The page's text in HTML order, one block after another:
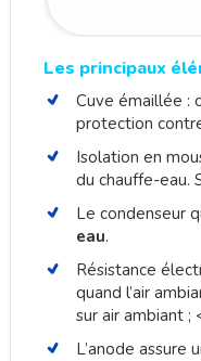
Les principaux
Cuve émaillée :
protection
Isolation en
du chauffe-eau.
Le condenseur
eau.
Résistance
quand l’air
sur air ambiant ;
L’anode